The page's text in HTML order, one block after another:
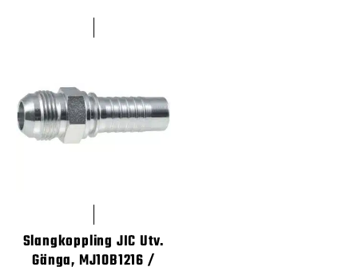
Slangkoppling JIC Utv.
Gänga, MJ10B1216 /